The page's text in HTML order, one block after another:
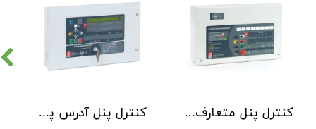
کنترل پنل آدرس پذیر C-TEC سری XFP دو لوپ 32 زون کنترل پنل متعارف C-TEC سری CFP 8 Zone